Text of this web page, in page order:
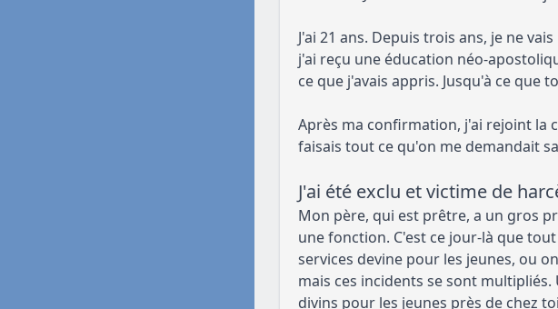
J'ai 21 ans. Depuis trois ans, je ne
j'ai reçu une éducation néo-
ce que j'avais appris. Jusqu'à ce que
Après ma confirmation, j'ai rejoint la
faisais tout ce qu'on me demandait
J'ai été exclu et victime de
Mon père, qui est prêtre, a un gros
une fonction. C'est ce jour-là que
services devine pour les jeunes, ou
mais ces incidents se sont
divins pour les jeunes près de chez